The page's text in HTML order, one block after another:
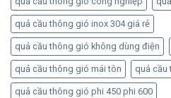
quả cầu thông gió inox 304 giá rẻ
quả cầu thông gió không dùng điện
quả cầu thông gió mái tôn quả cầu
quả cầu thông gió phi 450 phi 600